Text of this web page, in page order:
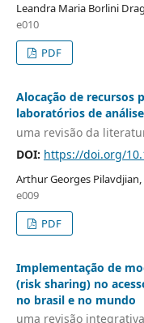
Leandra Maria Borlini
e010
PDF
Alocação de recursos
laboratórios de
uma revisão da
DOI: https://doi.org/
Arthur Georges
e009
PDF
Implementação de
(risk sharing) no
no brasil e no mundo
uma revisão integrativa